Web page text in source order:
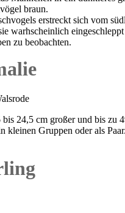
braun.
erstreckt sich vom
warhscheinlich
zu beobachten.
24,5 cm großer und bis zu
kleinen Gruppen oder als